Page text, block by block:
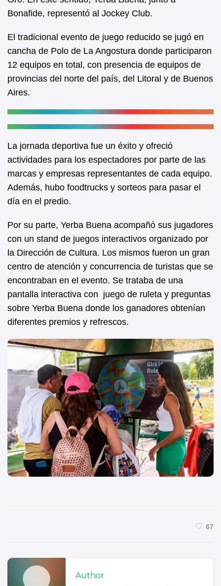
o
o
k
p
p
Bonafide, representó al Jockey Club.
El tradicional evento de juego reducido se jugó en
cancha de Polo de La Angostura donde participaron
12 equipos en total, con presencia de equipos de
provincias del norte del país, del Litoral y de Buenos
Aires.
La jornada deportiva fue un éxito y ofreció
actividades para los espectadores por parte de las
marcas y empresas representantes de cada equipo.
Además, hubo foodtrucks y sorteos para pasar el
día en el predio.
Por su parte, Yerba Buena acompañó sus jugadores
con un stand de juegos interactivos organizado por
la Dirección de Cultura. Los mismos fueron un gran
centro de atención y concurrencia de turistas que se
encontraban en el evento. Se trataba de una
pantalla interactiva con juego de ruleta y preguntas
sobre Yerba Buena donde los ganadores obtenían
diferentes premios y refrescos.
67
Author